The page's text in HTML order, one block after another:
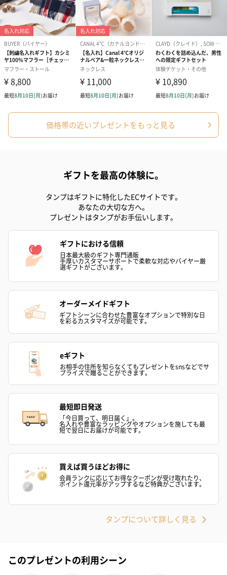
価格帯の近いプレゼントをもっと見る
ギフトを最高の体験に。
タンプはギフトに特化したECサイトです。
あなたの大切な方へ。
プレゼントはタンプがお手伝いします。
ギフトにおける信頼
日本最大級のギフト専門通販
手厚いカスタマーサポートで柔軟な対応やバイヤー厳
選ギフトがございます。
オーダーメイドギフト
ギフトシーンに合わせた豊富なオプションで特別な日
を彩るカスタマイズが可能です。
eギフト
お相手の住所を知らなくてもプレゼントをsnsなどでサ
プライズで贈ることができます。
最短即日発送
「今日買って、明日届く」。
名入れや豊富なラッピングやオプションを施しても最
短で翌日にお届けが可能です。
買えば買うほどお得に
会員ランクに応じてお得なクーポンが受け取れたり、
ポイント還元率がアップするなど特典がございます。
タンプについて詳しく見る
このプレゼントの利用シーン